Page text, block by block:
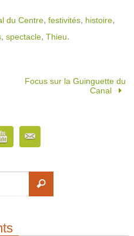
du Centre,festivités, histoire,
, spectacle, Thieu.
Focus sur la Guinguette du
Canal